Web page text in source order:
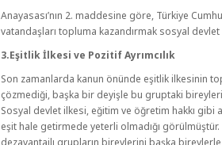
Anayasası’nın 2. maddesine göre, Türkiye
vatandaşları topluma kazandırmak sosyal
3.Eşitlik İlkesi ve Pozitif Ayrımcılık
Son zamanlarda kanun önünde eşitlik ilkesinin
çözmediği, başka bir deyişle bu gruptaki
Sosyal devlet ilkesi, eğitim ve öğretim hakkı
eşit hale getirmede yeterli olmadığı
dezavantajlı grupların bireylerini başka